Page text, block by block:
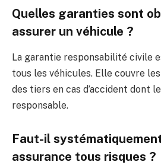
Quelles garanties sont
assurer un véhicule ?
La garantie responsabilité civile
tous les véhicules. Elle couvre
des tiers en cas d’accident dont
responsable.
Faut-il
assurance tous risques ?